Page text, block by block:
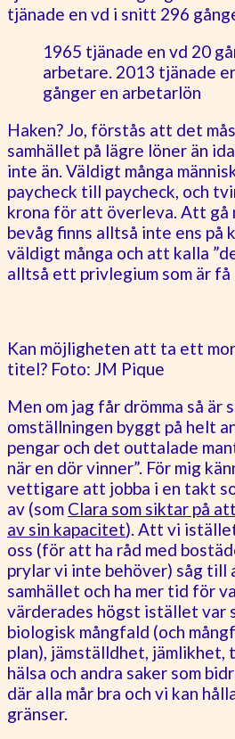
tjänade en vd i snitt 296
1965 tjänade en vd 20
arbetare. 2013 tjänade
gånger en arbetarlön
Haken? Jo, förstås att det
samhället på lägre löner än
inte än. Väldigt många
paycheck till paycheck, och
krona för att överleva. Att gå
bevåg finns alltså inte ens på
väldigt många och att kalla
alltså ett privlegium som är
Kan möjligheten att ta ett
titel? Foto: JM Pique
Men om jag får drömma så är
omställningen byggt på helt
pengar och det outtalade
när en dör vinner”. För mig
vettigare att jobba i en takt
av (som Clara som siktar på
av sin kapacitet). Att vi
oss (för att ha råd med
prylar vi inte behöver) såg
samhället och ha mer tid för
värderades högst istället var
biologisk mångfald (och
plan), jämställdhet, jämlikhet,
hälsa och andra saker som
där alla mår bra och vi kan
gränser.